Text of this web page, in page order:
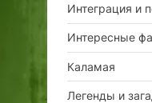
Интеграция и
Интересные
Каламая
Легенды и